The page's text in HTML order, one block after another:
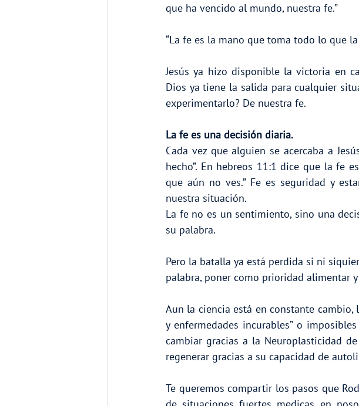
que ha vencido al mundo, nuestra fe.”
“La fe es la mano que toma todo lo que
Jesús ya hizo disponible la victoria en
Dios ya tiene la salida para cualquier
experimentarlo? De nuestra fe.
La fe es una decisión diaria.
Cada vez que alguien se acercaba a
hecho”. En hebreos 11:1 dice que la fe
que aún no ves.” Fe es seguridad y
nuestra situación.
La fe no es un sentimiento, sino una
su palabra.
Pero la batalla ya está perdida si ni
palabra, poner como prioridad alimentar
Aun la ciencia está en constante
y enfermedades incurables” o
cambiar gracias a la Neuroplasticidad
regenerar gracias a su capacidad de
Te queremos compartir los pasos que